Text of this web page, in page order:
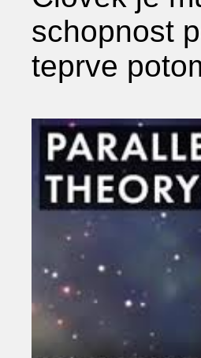
schopnost
teprve